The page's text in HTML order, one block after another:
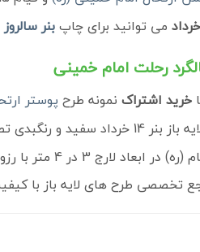
می توانید برای چاپ بنر
رحلت امام خمینی
خرید اشتراکنمونه طرح پوستر
تصویر روشن می باشد.
رزولوشن 72 مناسب نصب بروی اسپیس های شهری ، از سایت
تخصصی طرح های لایه باز با